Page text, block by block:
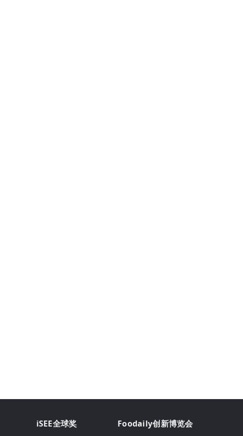
iSEE全球奖 Foodaily创新博览会